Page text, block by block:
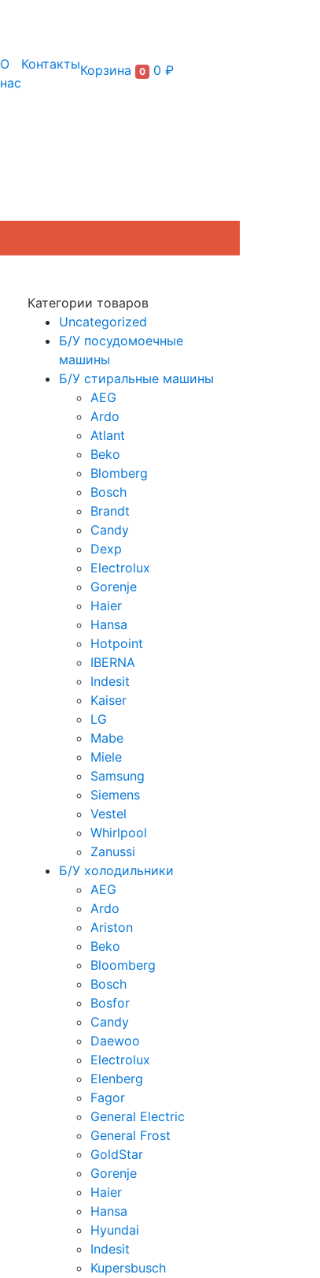
О
нас
КонтактыКорзина 0 0 ₽
Категории товаров
Uncategorized
Б/У посудомоечные
машины
Б/У стиральные машины
AEG
Ardo
Atlant
Beko
Blomberg
Bosch
Brandt
Candy
Dexp
Electrolux
Gorenje
Haier
Hansa
Hotpoint
IBERNA
Indesit
Kaiser
LG
Mabe
Miele
Samsung
Siemens
Vestel
Whirlpool
Zanussi
Б/У холодильники
AEG
Ardo
Ariston
Beko
Bloomberg
Bosch
Bosfor
Candy
Daewoo
Electrolux
Elenberg
Fagor
General Electric
General Frost
GoldStar
Gorenje
Haier
Hansa
Hyundai
Indesit
Kupersbusch